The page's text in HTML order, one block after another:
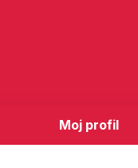
Moj profil